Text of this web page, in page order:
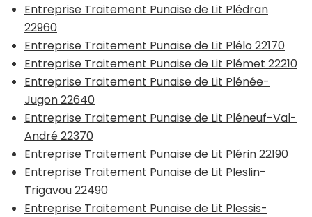
Entreprise Traitement Punaise de Lit Plédran
22960
Entreprise Traitement Punaise de Lit Plélo 22170
Entreprise Traitement Punaise de Lit Plémet 22210
Entreprise Traitement Punaise de Lit Plénée-
Jugon 22640
Entreprise Traitement Punaise de Lit Pléneuf-Val-
André 22370
Entreprise Traitement Punaise de Lit Plérin 22190
Entreprise Traitement Punaise de Lit Pleslin-
Trigavou 22490
Entreprise Traitement Punaise de Lit Plessis-